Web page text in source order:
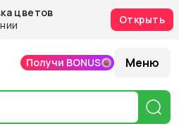
цветов
Открыть
Получи BONUS Меню